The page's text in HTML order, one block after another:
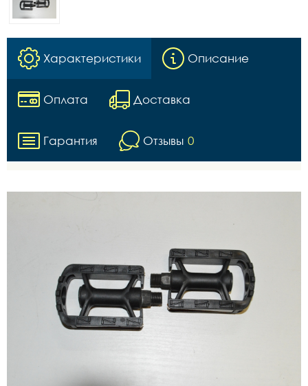
Характеристики Описание
Оплата Доставка
Гарантия Отзывы 0